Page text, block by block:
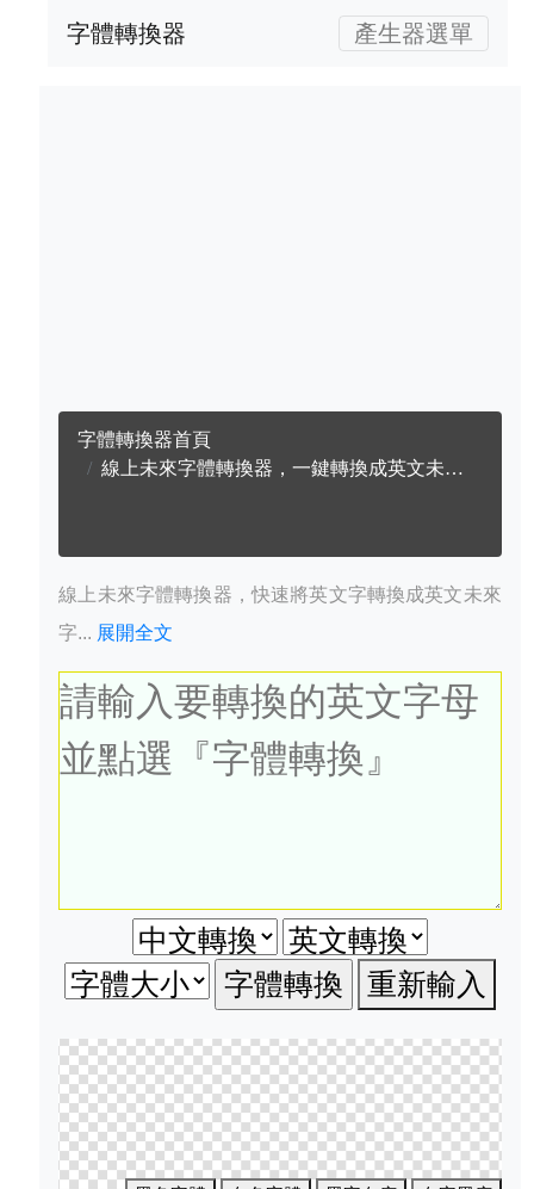
字體轉換器 產生器選單
字體轉換器首頁
線上未來字體轉換器，一鍵轉換成英文未來字體
線上未來字體轉換器，快速將英文字轉換成英文未來
字... 展開全文
重新輸入